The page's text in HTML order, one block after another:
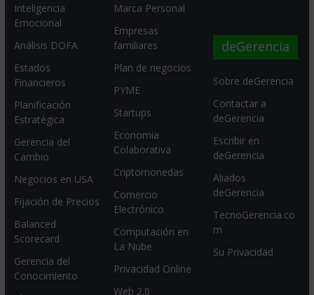
Inteligencia
Emocional
Análisis DOFA
Estados
Financieros
Planificación
Estratégica
Gerencia del
Cambio
Negocios en USA
Fijación de Precios
Balanced
Scorecard
Gerencia del
Conocimiento
Marca Personal
Empresas
familiares
Plan de negocios
PYME
Startups
Economia
Colaborativa
Criptomonedas
Comercio
Electrónico
Computación en
La Nube
Privacidad Online
Web 2.0
deGerencia
Sobre deGerencia
Contactar a
deGerencia
Escribir en
deGerencia
Aliados
deGerencia
TecnoGerencia.co
m
Su Privacidad